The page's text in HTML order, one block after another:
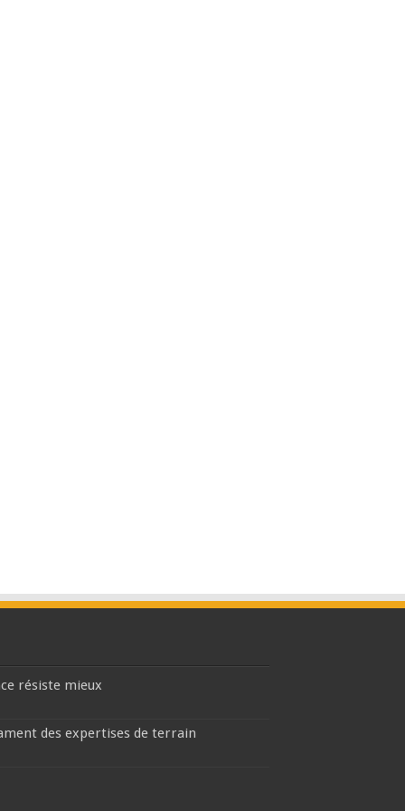
résiste mieux
des expertises de terrain